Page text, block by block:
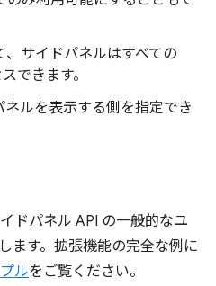
サイドパネルはすべての
できます。
ルを表示する側を指定でき
ドパネル API の一般的なユ
ます。拡張機能の完全な例に
ルをご覧ください。